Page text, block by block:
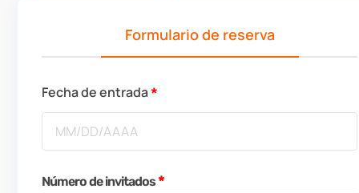
Formulario de reserva
Fecha de entrada
Número de invitados